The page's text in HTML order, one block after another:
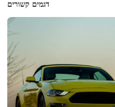
דגמים קשורים